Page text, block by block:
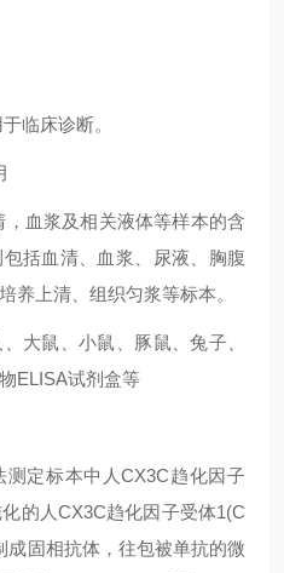
临床诊断。
血浆及相关液体等样本的含
括血清、血浆、尿液、胸腹
养上清、组织匀浆等标本。
大鼠、小鼠、豚鼠、兔子、
ELISA试剂盒等
定标本中人CX3C趋化因子
的人CX3C趋化因子受体1(C
成固相抗体，往包被单抗的微